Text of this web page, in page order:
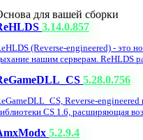
для вашей сборки
3.14.0.857
(Reverse-engineered) - это
нашим серверам. ReHLDS
5.28.0.756
Reverse-
CS 1.6, расширяющая
5.2.9.4